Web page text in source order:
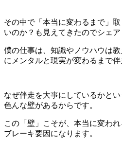
その中で「本当に変わるまで」
いのか？も見えてきたのでシェア
僕の仕事は、知識やノウハウは
にメンタルと現実が変わるまで伴
なぜ伴走を大事にしているかと
色んな壁があるからです。
この「壁」こそが、本当に変わ
ブレーキ要因になります。